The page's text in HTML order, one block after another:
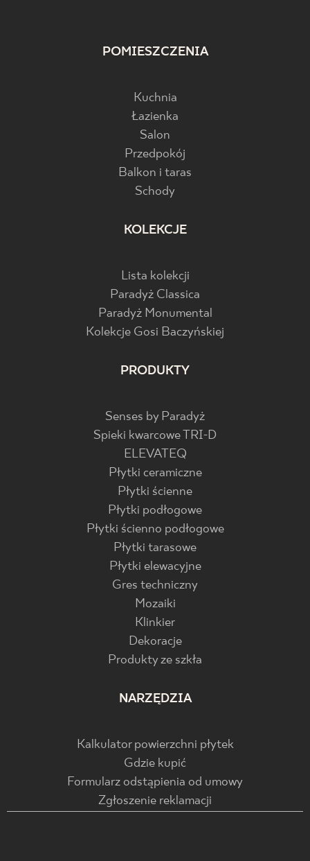
POMIESZCZENIA
Kuchnia
Łazienka
Salon
Przedpokój
Balkon i taras
Schody
KOLEKCJE
Lista kolekcji
Paradyż Classica
Paradyż Monumental
Kolekcje Gosi Baczyńskiej
PRODUKTY
Senses by Paradyż
Spieki kwarcowe TRI-D
ELEVATEQ
Płytki ceramiczne
Płytki ścienne
Płytki podłogowe
Płytki ścienno podłogowe
Płytki tarasowe
Płytki elewacyjne
Gres techniczny
Mozaiki
Klinkier
Dekoracje
Produkty ze szkła
NARZĘDZIA
Kalkulator powierzchni płytek
Gdzie kupić
Formularz odstąpienia od umowy
Zgłoszenie reklamacji